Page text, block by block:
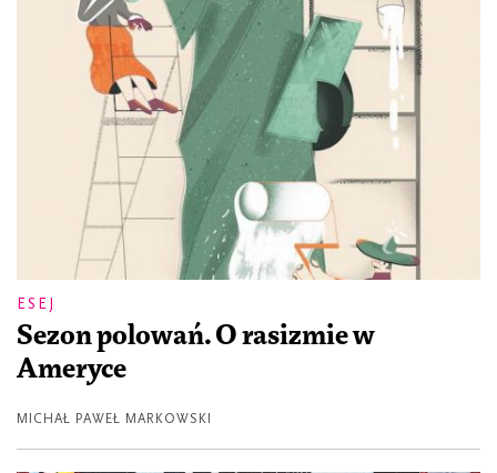
ESEJ
Sezon polowań. O rasizmie w
Ameryce
MICHAŁ PAWEŁ MARKOWSKI